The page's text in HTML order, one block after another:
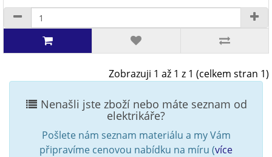
Zobrazuji 1 až 1 z 1 (celkem stran 1)
Nenašli jste zboží nebo máte seznam od
elektrikáře?
Pošlete nám seznam materiálu a my Vám
připravíme cenovou nabídku na míru (více